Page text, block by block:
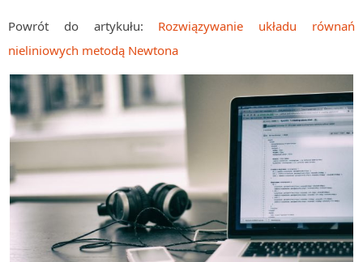
Metody numeryczne
Algorytmy sortowania
Algorytmy szyfrujące
Algorytmy konwersji
Algorytmy wyszukiwania
DEV
C++
Elementarz Java
Pascal
Powrót do artykułu: Rozwiązywanie układu równań
nieliniowych metodą Newtona